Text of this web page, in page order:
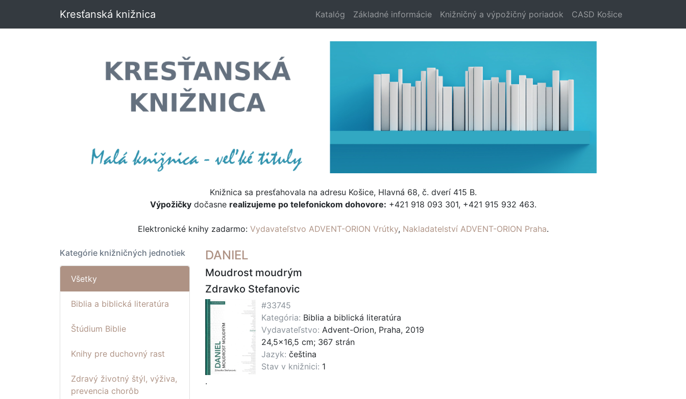
Kresťanská knižnica Katalóg Základné informácie Knižničný a výpožičný poriadok CASD Košice
Knižnica sa presťahovala na adresu Košice, Hlavná 68, č. dverí 415 B.
Výpožičkydočasne realizujeme po telefonickom dohovore: +421 918 093 301, +421 915 932 463.
Elektronické knihy zadarmo: Vydavateľstvo ADVENT-ORION Vrútky, Nakladatelství ADVENT-ORION Praha.
Kategórie knižničných jednotiek
Všetky
Biblia a biblická literatúra
Štúdium Biblie
Knihy pre duchovný rast
Zdravý životný štýl, výživa,
prevencia chorôb
DANIEL
Moudrost moudrým
Zdravko Stefanovic
.
#33745
Kategória: Biblia a biblická literatúra
Vydavateľstvo: Advent-Orion, Praha, 2019
24,5x16,5 cm; 367 strán
Jazyk: čeština
Stav v knižnici: 1